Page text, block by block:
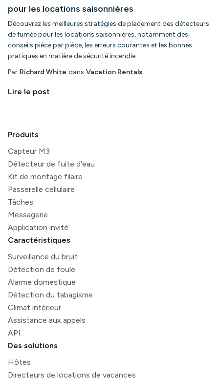
pour les locations saisonnières
Découvrez les meilleures stratégies de placement des détecteurs
de fumée pour les locations saisonnières, notamment des
conseils pièce par pièce, les erreurs courantes et les bonnes
pratiques en matière de sécurité incendie.
Par Richard White dans Vacation Rentals
Lire le post
Produits
Capteur M3
Détecteur de fuite d'eau
Kit de montage filaire
Passerelle cellulaire
Tâches
Messagerie
Application invité
Caractéristiques
Surveillance du bruit
Détection de foule
Alarme domestique
Détection du tabagisme
Climat intérieur
Assistance aux appels
API
Des solutions
Hôtes
Directeurs de locations de vacances